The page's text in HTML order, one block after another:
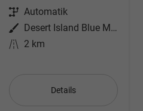
Getriebe Automatik
Außenfarbe
Desert Island Blue Metallic
Kilometerstand 2 km
Details